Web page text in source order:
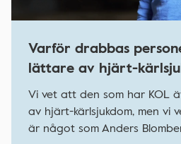
Varför drabbas
lättare av hjärt-
Vi vet att den som har KOL
av hjärt-kärlsjukdom, men vi
är något som Anders